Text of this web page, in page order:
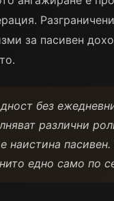
за пасивен
без
различни
наистина
едно само по